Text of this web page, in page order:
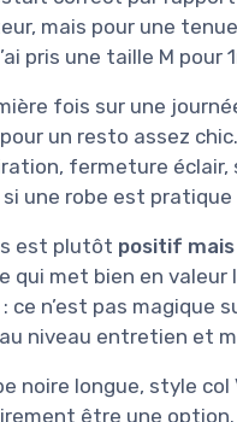
mais pour une
pris une taille M pour
fois sur une
un resto assez
fermeture éclair,
une robe est
est plutôt positif
qui met bien en
ce n’est pas
niveau entretien et
noire longue, style
être une